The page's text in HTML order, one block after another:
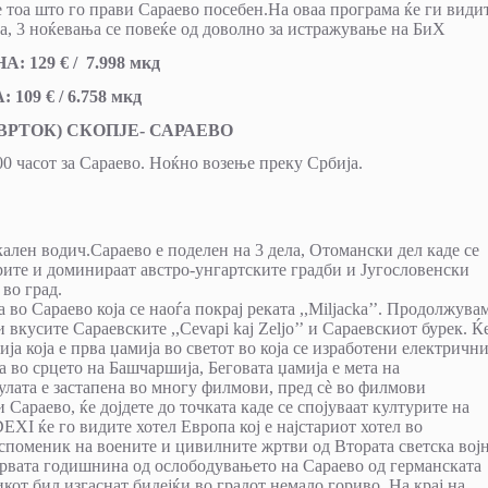
што го прави Сараево посебен.На оваа програма ќе ги
3 ноќевања се повеќе од доволно за истражување на БиХ
129€ / 7.998 мкд
: 109 € / 6.758 мкд
СКОПЈЕ- САРАЕВО
часот за Сараево. Ноќно возење преку Србија.
водич.Сараево е поделен на 3 дела, Отомански дел каде се
и доминираат австро-унгартските градби и Југословенски
град.
во Сараево која се наоѓа покрај реката ,,Miljacka’’.
Сараевските ,,Cevapi kaj Zeljo’’ и Сараевскиот бурек.
која е прва џамија во светот во која се изработени електрични
срцето на Башчаршија, Беговата џамија е мета на
е застапена во многу филмови, пред сè во филмови
ќе дојдете до точката каде се спојуваат културите на
ќе го видите хотел Eвропа кој е најстариот хотел во
на воените и цивилните жртви од Втората светска
годишнина од ослободувањето на Сараево од германската